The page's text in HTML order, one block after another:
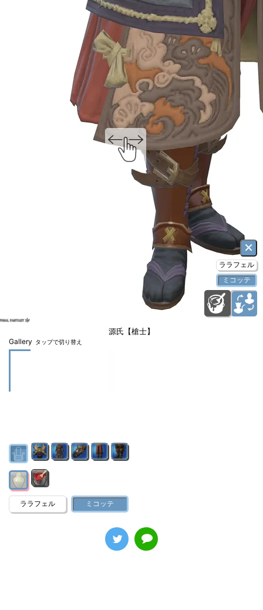
源氏【槍士】
×
ララフェル
ミコッテ
Gallery タップで切り替え
ララフェル ミコッテ